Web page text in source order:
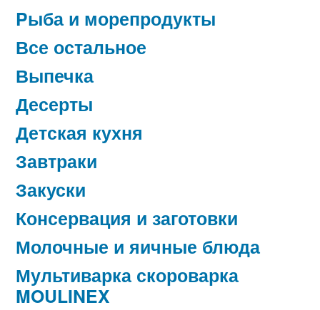
Pыба и морепродукты
Все остальное
Выпечка
Десерты
Детская кухня
Завтраки
Закуски
Консервация и заготовки
Молочные и яичные блюда
Мультиварка скороварка
MOULINEX